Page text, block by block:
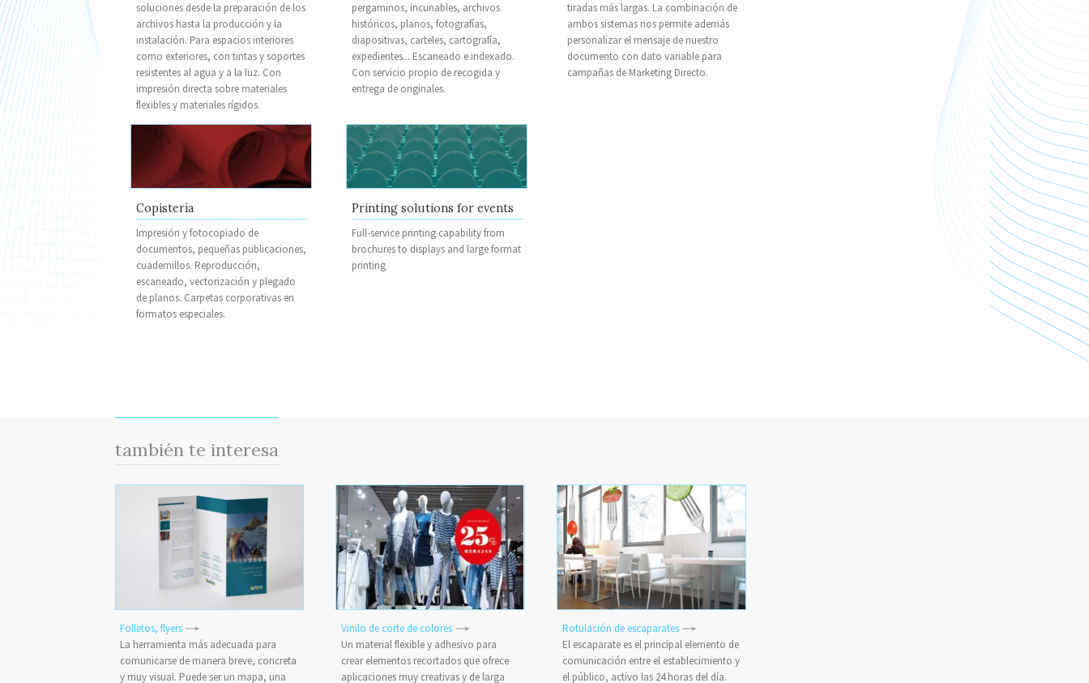
soluciones desde la preparación de los
archivos hasta la producción y la
instalación. Para espacios interiores
como exteriores, con tintas y soportes
resistentes al agua y a la luz. Con
impresión directa sobre materiales
flexibles y materiales rígidos.
pergaminos, incunables, archivos
históricos, planos, fotografías,
diapositivas, carteles, cartografía,
expedientes... Escaneado e indexado.
Con servicio propio de recogida y
entrega de originales.
tiradas más largas. La combinación de
ambos sistemas nos permite además
personalizar el mensaje de nuestro
documento con dato variable para
campañas de Marketing Directo.
Copistería
Impresión y fotocopiado de
documentos, pequeñas publicaciones,
cuadernillos. Reproducción,
escaneado, vectorización y plegado
de planos. Carpetas corporativas en
formatos especiales.
Printing solutions for events
Full-service printing capability from
brochures to displays and large format
printing
también te interesa
Folletos, flyers
La herramienta más adecuada para
comunicarse de manera breve, concreta
y muy visual. Puede ser un mapa, una
Vinilo de corte de colores
Un material flexible y adhesivo para
crear elementos recortados que ofrece
aplicaciones muy creativas y de larga
Rotulación de escaparates
El escaparate es el principal elemento de
comunicación entre el establecimiento y
el público, activo las 24 horas del día.